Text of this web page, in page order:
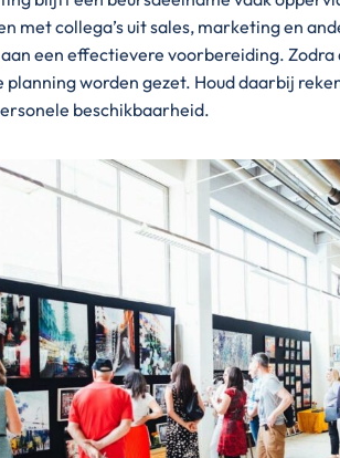
met collega’s uit sales, marketing en
een effectievere voorbereiding. Zodra
planning worden gezet. Houd daarbij
beschikbaarheid.